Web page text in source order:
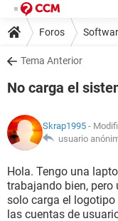
Foros
Tema Anterior
No carga el
Skrap1995 -
usuario
Hola. Tengo una
trabajando bien,
solo carga el
las cuentas de